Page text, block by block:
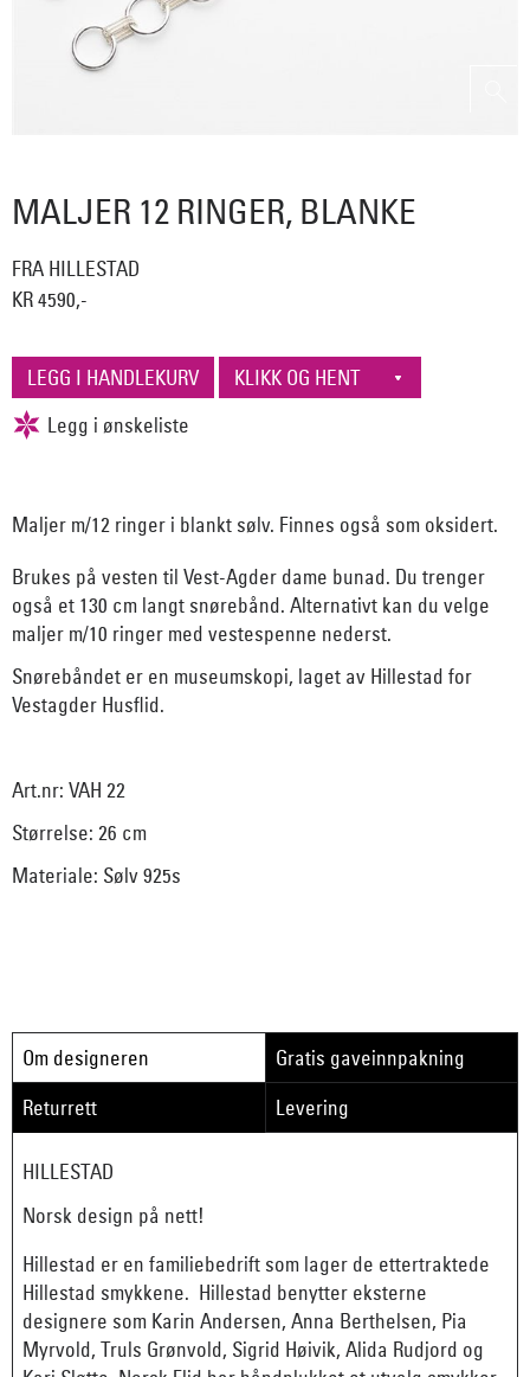
MALJER 12 RINGER, BLANKE
FRA HILLESTAD
KR 4590,-
Maljer m/12 ringer i blankt sølv. Finnes også som oksidert.
Brukes på vesten til Vest-Agder dame bunad. Du trenger
også et 130 cm langt snørebånd. Alternativt kan du velge
maljer m/10 ringer med vestespenne nederst.
Snørebåndet er en museumskopi, laget av Hillestad for
Vestagder Husflid.
Art.nr: VAH 22
Størrelse: 26 cm
Materiale: Sølv 925s
Om designeren
Gratis gaveinnpakning
Returrett
Levering
HILLESTAD
Norsk design på nett!
Hillestad er en familiebedrift som lager de ettertraktede
Hillestad smykkene. Hillestad benytter eksterne
designere som Karin Andersen, Anna Berthelsen, Pia
Myrvold, Truls Grønvold, Sigrid Høivik, Alida Rudjord og